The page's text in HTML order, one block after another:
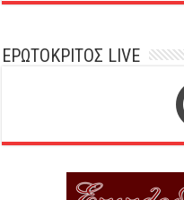
ΕΡΩΤΟΚΡΙΤΟΣ LIVE